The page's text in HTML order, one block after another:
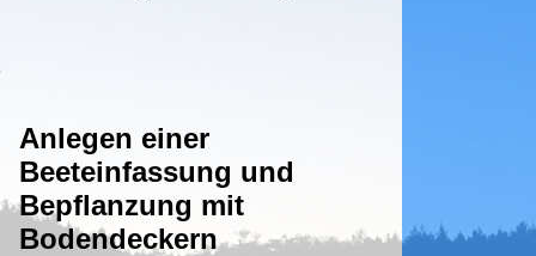
Anlegen einer
Beeteinfassung und
Bepflanzung mit
Bodendeckern